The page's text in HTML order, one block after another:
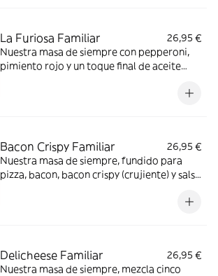
La Furiosa Familiar
26,95 €
Nuestra masa de siempre con pepperoni,
pimiento rojo y un toque final de aceite
Bacon Crispy Familiar
26,95 €
Nuestra masa de siempre, fundido para
pizza, bacon, bacon crispy (crujiente) y salsa
Delicheese Familiar
26,95 €
Nuestra masa de siempre, mezcla cinco